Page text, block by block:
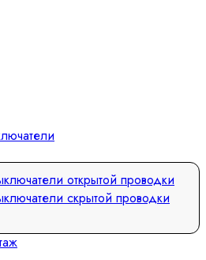
открытой проводки
скрытой проводки